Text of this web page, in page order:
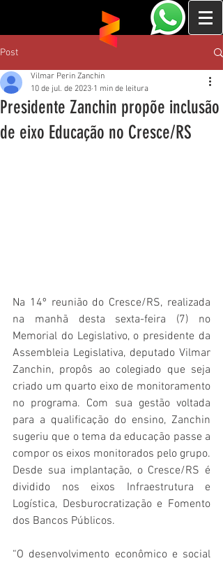
Post
Presidente Zanchin propõe inclusão
de eixo Educação no Cresce/RS
Vilmar Perin Zanchin
10 de jul. de 2023 1 min de leitura
Na 14º reunião do Cresce/RS, realizada
na manhã desta sexta-feira (7) no
Memorial do Legislativo, o presidente da
Assembleia Legislativa, deputado Vilmar
Zanchin, propôs ao colegiado que seja
criado um quarto eixo de monitoramento
no programa. Com sua gestão voltada
para a qualificação do ensino, Zanchin
sugeriu que o tema da educação passe a
compor os eixos monitorados pelo grupo.
Desde sua implantação, o Cresce/RS é
dividido nos eixos Infraestrutura e
Logística, Desburocratização e Fomento
dos Bancos Públicos.
“O desenvolvimento econômico e social